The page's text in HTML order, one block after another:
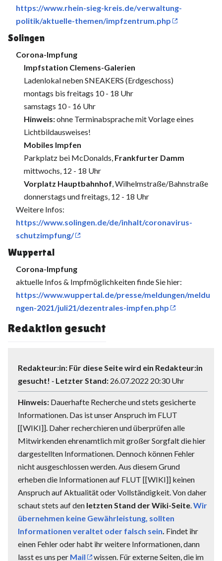
https://www.rhein-sieg-kreis.de/verwaltung-
politik/aktuelle-themen/impfzentrum.php
Solingen
Corona-Impfung
Impfstation Clemens-Galerien
Ladenlokal neben SNEAKERS (Erdgeschoss)
montags bis freitags 10 - 18 Uhr
samstags 10 - 16 Uhr
Hinweis:ohne Terminabsprache mit Vorlage eines
Lichtbildausweises!
Mobiles Impfen
Parkplatz bei McDonalds, Frankfurter Damm
mittwochs, 12 - 18 Uhr
Vorplatz Hauptbahnhof, Wilhelmstraße/Bahnstraße
donnerstags und freitags, 12 - 18 Uhr
Weitere Infos:
https://www.solingen.de/de/inhalt/coronavirus-
schutzimpfung/
Wuppertal
Corona-Impfung
aktuelle Infos & Impfmöglichkeiten finde Sie hier:
https://www.wuppertal.de/presse/meldungen/meldu
ngen-2021/juli21/dezentrales-impfen.php
Redaktion gesucht
Redakteur:in: Für diese Seite wird ein Redakteur:in
gesucht! ‐ Letzter Stand: 26.07.2022 20:30 Uhr
Hinweis: Dauerhafte Recherche und stets gesicherte
Informationen. Das ist unser Anspruch im FLUT
[[WIKI]]. Daher recherchieren und überprüfen alle
Mitwirkenden ehrenamtlich mit großer Sorgfalt die hier
dargestellten Informationen. Dennoch können Fehler
nicht ausgeschlossen werden. Aus diesem Grund
erheben die Informationen auf FLUT [[WIKI]] keinen
Anspruch auf Aktualität oder Vollständigkeit. Von daher
schaut stets auf den letzten Stand der Wiki-Seite.Wir
übernehmen keine Gewährleistung, sollten
Informationen veraltet oder falsch sein. Findet ihr
einen Fehler oder habt ihr weitere Informationen, dann
lasst es uns per Mail wissen. Für externe Seiten, die im